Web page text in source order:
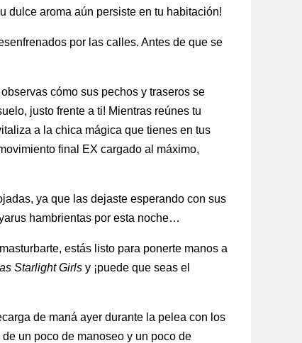
dulce aroma aún persiste en tu habitación!
por las calles. Antes de que se
cómo sus pechos y traseros se
justo frente a ti! Mientras reúnes tu
a la chica mágica que tienes en tus
final EX cargado al máximo,
ya que las dejaste esperando con sus
hambrientas por esta noche…
estás listo para ponerte manos a
Starlight Girls y ¡puede que seas el
de maná ayer durante la pelea con los
un poco de manoseo y un poco de